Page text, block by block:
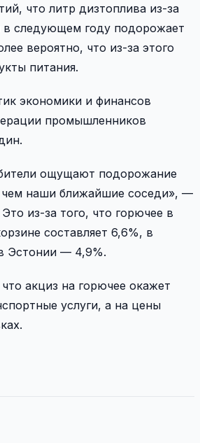
что литр дизтоплива из-за
в следующем году подорожает
вероятно, что из-за этого
питания.
экономики и финансов
промышленников
ощущают подорожание
чем наши ближайшие соседи», —
из-за того, что горючее в
составляет 6,6%, в
Эстонии — 4,9%.
акциз на горючее окажет
услуги, а на цены